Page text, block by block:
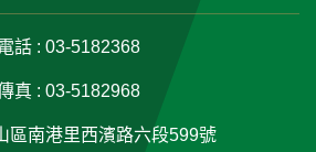
話 : 03-5182368
真 : 03-5182968
區南港里西濱路六段599號